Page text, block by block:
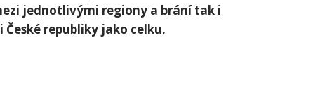
jednotlivými regiony a brání tak i
republiky jako celku.